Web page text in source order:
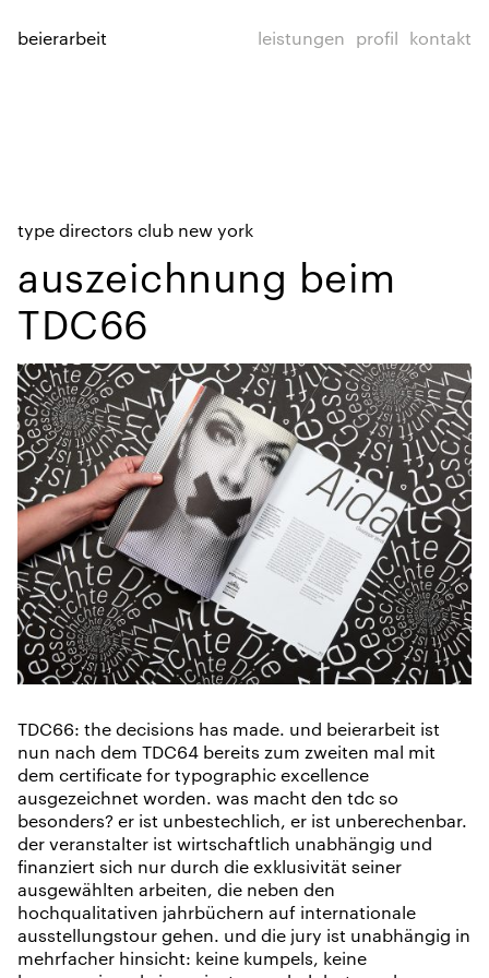
beierarbeit leistungen profil kontakt
type directors club new york
auszeichnung beim
TDC66
TDC66: the decisions has made. und beierarbeit ist
nun nach dem TDC64 bereits zum zweiten mal mit
dem certificate for typographic excellence
ausgezeichnet worden. was macht den tdc so
besonders? er ist unbestechlich, er ist unberechenbar.
der veranstalter ist wirtschaftlich unabhängig und
finanziert sich nur durch die exklusivität seiner
ausgewählten arbeiten, die neben den
hochqualitativen jahrbüchern auf internationale
ausstellungstour gehen. und die jury ist unabhängig in
mehrfacher hinsicht: keine kumpels, keine